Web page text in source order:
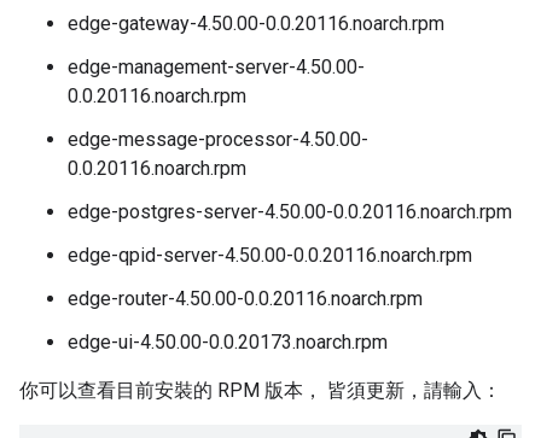
edge-gateway-4.50.00-0.0.20116.noarch.rpm
edge-management-server-4.50.00-
0.0.20116.noarch.rpm
edge-message-processor-4.50.00-
0.0.20116.noarch.rpm
edge-postgres-server-4.50.00-0.0.20116.noarch.rpm
edge-qpid-server-4.50.00-0.0.20116.noarch.rpm
edge-router-4.50.00-0.0.20116.noarch.rpm
edge-ui-4.50.00-0.0.20173.noarch.rpm
你可以查看目前安裝的 RPM 版本， 皆須更新，請輸入：